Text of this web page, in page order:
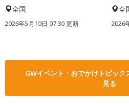
全国
2026年5月10日 07:30 更新
全
2026
GWイベント・おでかけトピック
見る